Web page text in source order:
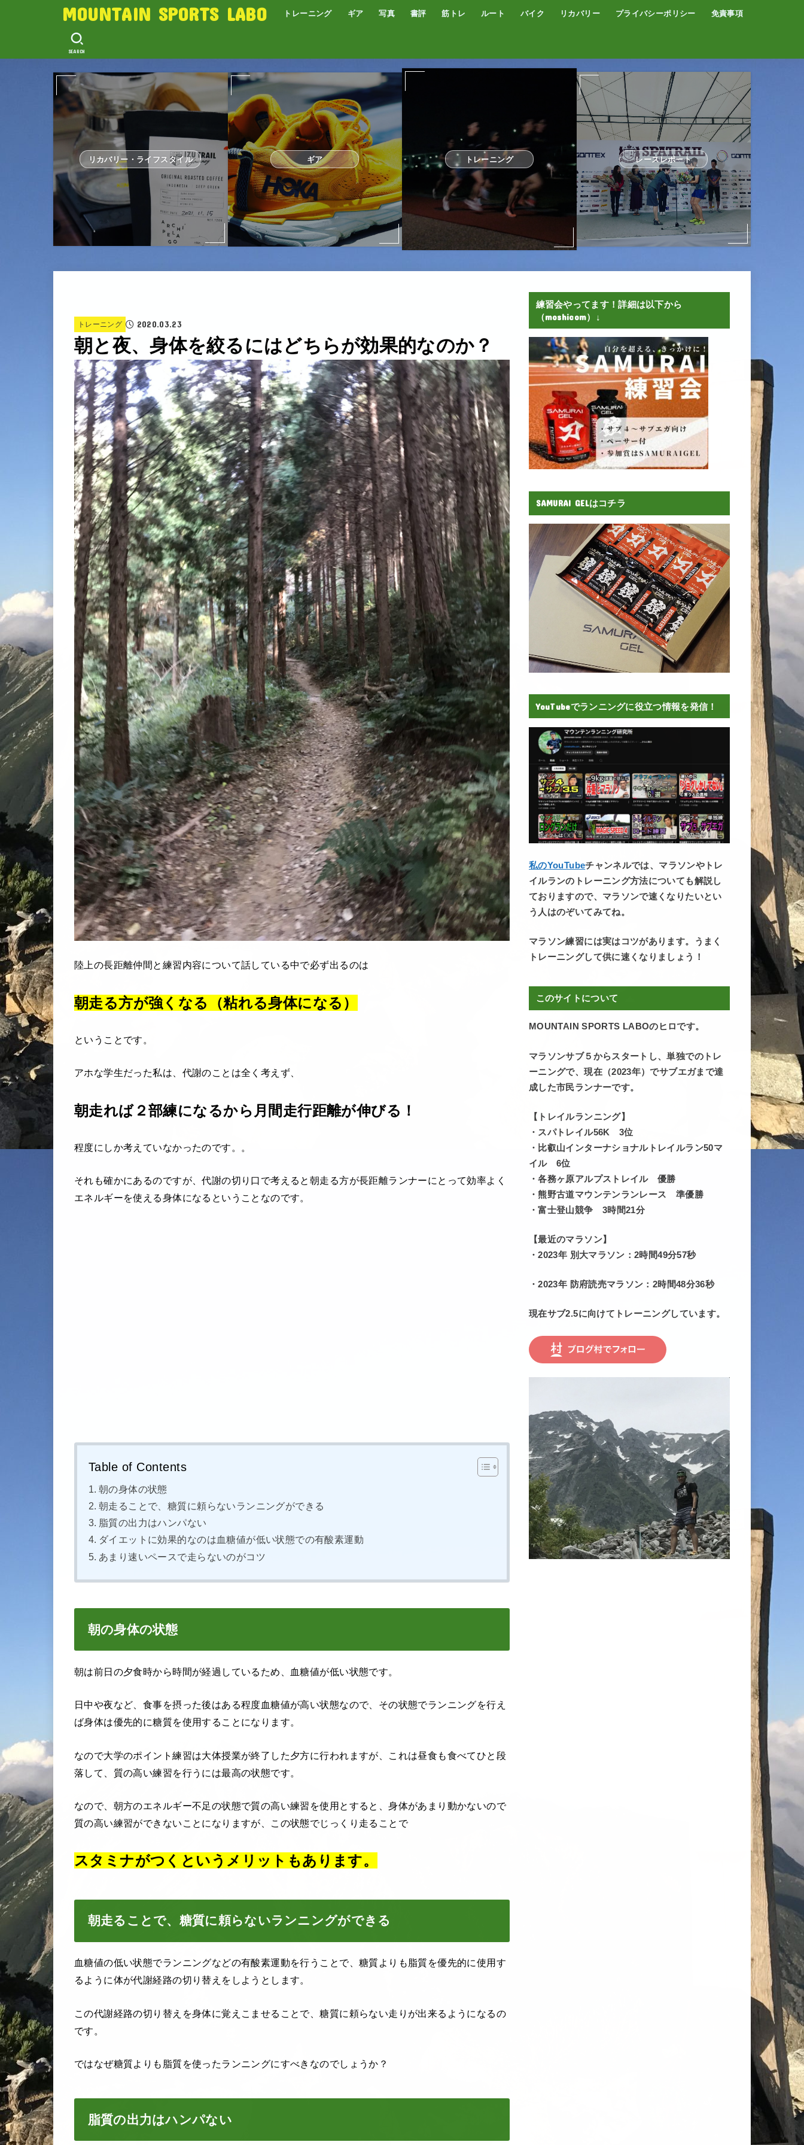
MOUNTAIN SPORTS LABO トレーニング ギア 写真 書評 筋トレ ルート バイク リカバリー プライバシーポリシー 免責事項
SEARCH
リカバリー・ライフスタイル ギア トレーニング レースレポート
トレーニング 2020.03.23
朝と夜、身体を絞るにはどちらが効果的なのか？
陸上の長距離仲間と練習内容について話している中で必ず出るのは
朝走る方が強くなる（粘れる身体になる）
ということです。
アホな学生だった私は、代謝のことは全く考えず、
朝走れば２部練になるから月間走行距離が伸びる！
程度にしか考えていなかったのです。。
それも確かにあるのですが、代謝の切り口で考えると朝走る方が長距離ランナーにとって効率よく
エネルギーを使える身体になるということなのです。
Table of Contents
朝の身体の状態
朝走ることで、糖質に頼らないランニングができる
脂質の出力はハンパない
ダイエットに効果的なのは血糖値が低い状態での有酸素運動
あまり速いペースで走らないのがコツ
朝の身体の状態
朝は前日の夕食時から時間が経過しているため、血糖値が低い状態です。
日中や夜など、食事を摂った後はある程度血糖値が高い状態なので、その状態でランニングを行え
ば身体は優先的に糖質を使用することになります。
なので大学のポイント練習は大体授業が終了した夕方に行われますが、これは昼食も食べてひと段
落して、質の高い練習を行うには最高の状態です。
なので、朝方のエネルギー不足の状態で質の高い練習を使用とすると、身体があまり動かないので
質の高い練習ができないことになりますが、この状態でじっくり走ることで
スタミナがつくというメリットもあります。
朝走ることで、糖質に頼らないランニングができる
血糖値の低い状態でランニングなどの有酸素運動を行うことで、糖質よりも脂質を優先的に使用す
るように体が代謝経路の切り替えをしようとします。
この代謝経路の切り替えを身体に覚えこませることで、糖質に頼らない走りが出来るようになるの
です。
ではなぜ糖質よりも脂質を使ったランニングにすべきなのでしょうか？
脂質の出力はハンパない
練習会やってます！詳細は以下から
（moshicom）↓
SAMURAI GELはコチラ
YouTubeでランニングに役立つ情報を発信！
私のYouTubeチャンネルでは、マラソンやトレ
イルランのトレーニング方法についても解説し
ておりますので、マラソンで速くなりたいとい
う人はのぞいてみてね。
マラソン練習には実はコツがあります。うまく
トレーニングして供に速くなりましょう！
このサイトについて
MOUNTAIN SPORTS LABOのヒロです。
マラソンサブ５からスタートし、単独でのトレ
ーニングで、現在（2023年）でサブエガまで達
成した市民ランナーです。
【トレイルランニング】
・スパトレイル56K 3位
・比叡山インターナショナルトレイルラン50マ
イル 6位
・各務ヶ原アルプストレイル 優勝
・熊野古道マウンテンランレース 準優勝
・富士登山競争 3時間21分
【最近のマラソン】
・2023年 別大マラソン：2時間49分57秒
・2023年 防府読売マラソン：2時間48分36秒
現在サブ2.5に向けてトレーニングしています。